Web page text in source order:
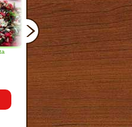
Mandulás kifli
Csokoládés-
narancs